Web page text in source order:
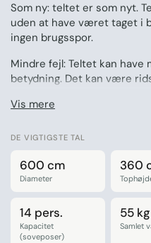
Vis mere
Som ny: teltet er som nyt.
uden at have været taget i
ingen brugsspor.
Mindre fejl: Teltet kan have
betydning. Det kan være
kortvarig i brug.
DE VIGTIGSTE TAL
600 cm
Diameter
360
14 pers.
Kapacitet
(soveposer)
55 kg
Samlet